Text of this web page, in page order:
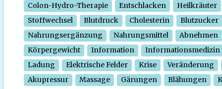
Colon-Hydro-Therapie
Entschlacken
Heilkräuter
Stoffwechsel
Blutdruck Cholesterin
Blutzucker
Nahrungsergänzung
Nahrungsmittel
Abnehmen
Körpergewicht
Information
Informationsmedizin
Ladung
Elektrische Felder Krise
Veränderung
Akupressur
Massage Gärungen Blähungen